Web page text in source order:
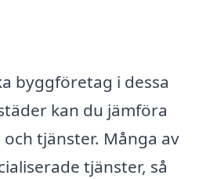
byggföretag i dessa
kan du jämföra
tjänster. Många av
tjänster, så